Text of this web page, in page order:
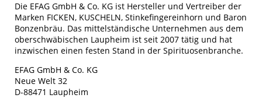
Die EFAG GmbH & Co. KG ist Hersteller und Vertreiber der
Marken FICKEN, KUSCHELN, Stinkefingereinhorn und Baron
Bonzenbräu. Das mittelständische Unternehmen aus dem
oberschwäbischen Laupheim ist seit 2007 tätig und hat
inzwischen einen festen Stand in der Spirituosenbranche.
EFAG GmbH & Co. KG
Neue Welt 32
D-88471 Laupheim